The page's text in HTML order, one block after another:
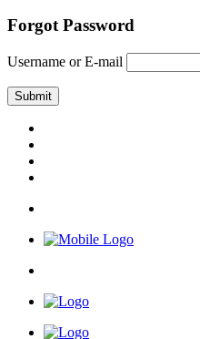
Forgot Password
Username or E-mail